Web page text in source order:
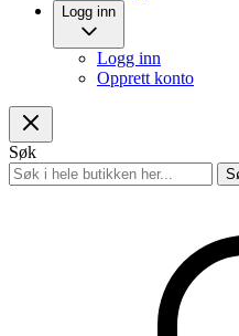
Logg inn
Logg inn
Opprett konto
Søk